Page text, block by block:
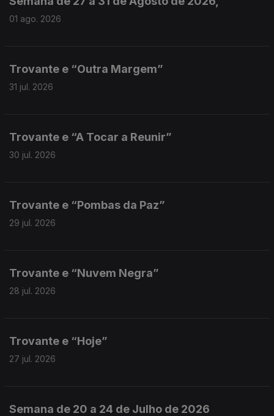
01 ago. 2026
Trovante e “Outra Margem”
31 jul. 2026
Trovante e “A Tocar a Reunir”
30 jul. 2026
Trovante e “Pombas da Paz”
29 jul. 2026
Trovante e “Nuvem Negra”
28 jul. 2026
Trovante e “Hoje”
27 jul. 2026
Semana de 20 a 24 de Julho de 2026